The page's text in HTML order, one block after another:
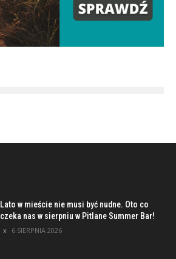
Lato w mieście nie musi być nudne. Oto co
czeka nas w sierpniu w Pitlane Summer Bar!
6 SIERPNIA 2026